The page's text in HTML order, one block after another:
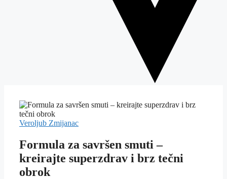
Veroljub Zmijanac
Formula za savršen smuti –
kreirajte superzdrav i brz tečni
obrok